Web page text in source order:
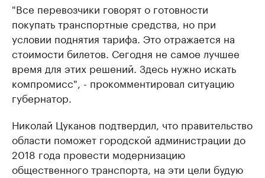
"Все перевозчики говорят о готовности
покупать транспортные средства, но при
условии поднятия тарифа. Это отражается на
стоимости билетов. Сегодня не самое лучшее
время для этих решений. Здесь нужно искать
компромисс", - прокомментировал ситуацию
губернатор.
Николай Цуканов подтвердил, что правительство
области поможет городской администрации до
2018 года провести модернизацию
общественного транспорта, на эти цели будую